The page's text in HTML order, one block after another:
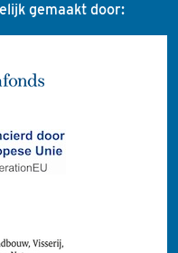
gemaakt door: